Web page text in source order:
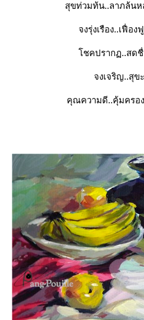
สุขท่วมท้น..ลาภล้นห
จงรุ่งเรือง..เฟื่อ
ชคปรากฏ..สดชื่
จงเจริญ..สุข
คุณความดี..คุ้มครอ